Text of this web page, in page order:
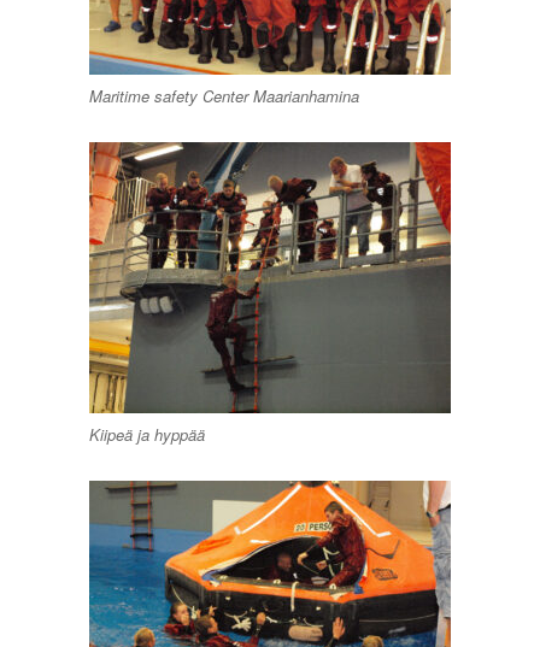
Maritime safety Center Maarianhamina
Kiipeä ja hyppää